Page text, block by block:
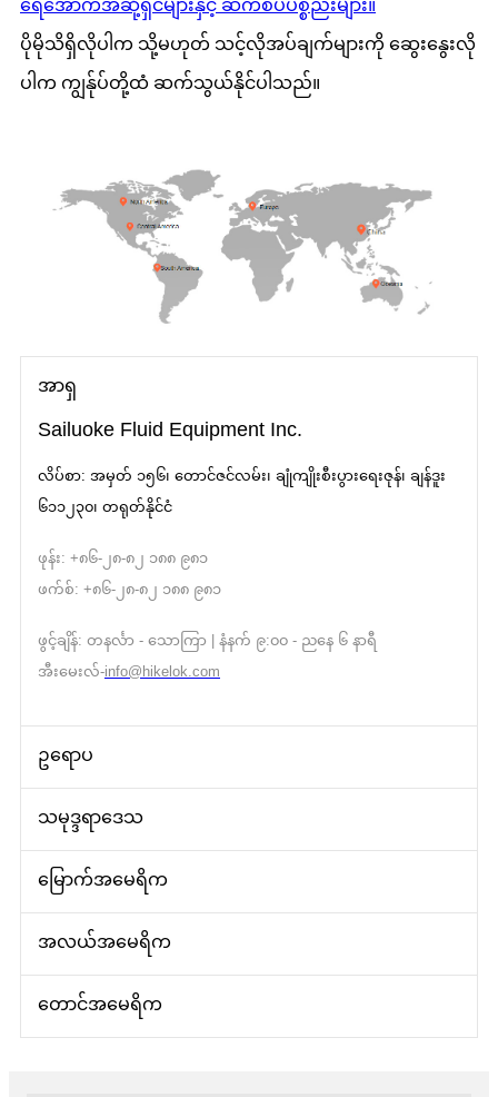
ရေအောက်အဆို့ရှင်များနှင့် ဆက်စပ်ပစ္စည်းများ။
ပိုမိုသိရှိလိုပါက သို့မဟုတ် သင့်လိုအပ်ချက်များကို ဆွေးနွေးလို
ပါက ကျွန်ုပ်တို့ထံ ဆက်သွယ်နိုင်ပါသည်။
အာရှ
Sailuoke Fluid Equipment Inc.
လိပ်စာ: အမှတ် ၁၅၆၊ တောင်ဇင်လမ်း၊ ချုံကျိုးစီးပွားရေးဇုန်၊ ချန်ဒူး
၆၁၁၂၃၀၊ တရုတ်နိုင်ငံ
ဖုန်း: +၈၆-၂၈-၈၂ ၁၈၈ ၉၈၁
ဖက်စ်: +၈၆-၂၈-၈၂ ၁၈၈ ၉၈၁
ဖွင့်ချိန်: တနင်္လာ - သောကြာ | နံနက် ၉:၀၀ - ညနေ ၆ နာရီ
အီးမေးလ်-info@hikelok.com
ဥရောပ
သမုဒ္ဒရာဒေသ
မြောက်အမေရိက
အလယ်အမေရိက
တောင်အမေရိက